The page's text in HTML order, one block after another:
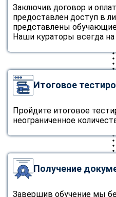
Заключив договор и
предоставлен доступ в
представлены
Наши кураторы всегда
Итоговое
Пройдите итоговое
неограниченное
Получение
Завершив обучение мы